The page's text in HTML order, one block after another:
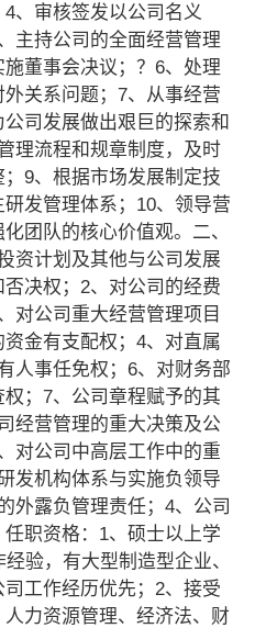
、审核签发以公司名义
主持公司的全面经营管理
董事会决议；？6、处理
关系问题；7、从事经营
司发展做出艰巨的探索和
理流程和规章制度，及时
9、根据市场发展制定技
发管理体系；10、领导营
团队的核心价值观。二、
资计划及其他与公司发展
决权；2、对公司的经费
对公司重大经营管理项目
金有支配权；4、对直属
人事任免权；6、对财务部
；7、公司章程赋予的其
经营管理的重大决策及公
对公司中高层工作中的重
发机构体系与实施负领导
外露负管理责任；4、公司
职资格：1、硕士以上学
验，有大型制造型企业、
工作经历优先；2、接受
力资源管理、经济法、财